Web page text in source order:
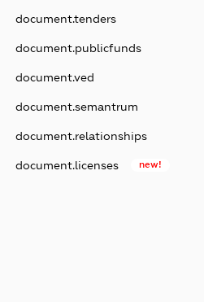
document.tenders
document.publicfunds
document.ved
document.semantrum
document.relationships
document.licenses new!